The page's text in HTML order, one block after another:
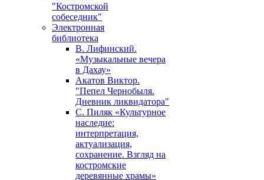
"Костромской
собеседник"
Электронная
библиотека
В. Лифинский.
«Музыкальные вечера
в Дахау»
Акатов Виктор.
"Пепел Чернобыля.
Дневник ликвидатора"
С. Пиляк «Культурное
наследие:
интерпретация,
актуализация,
сохранение. Взгляд на
костромские
деревянные храмы»